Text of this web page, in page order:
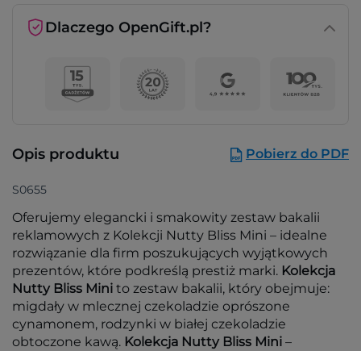
Dlaczego OpenGift.pl?
Opis produktu Pobierz do PDF
S0655
Oferujemy elegancki i smakowity zestaw bakalii
reklamowych z Kolekcji Nutty Bliss Mini – idealne
rozwiązanie dla firm poszukujących wyjątkowych
prezentów, które podkreślą prestiż marki. Kolekcja
Nutty Bliss Mini to zestaw bakalii, który obejmuje:
migdały w mlecznej czekoladzie oprószone
cynamonem, rodzynki w białej czekoladzie
obtoczone kawą. Kolekcja Nutty Bliss Mini –